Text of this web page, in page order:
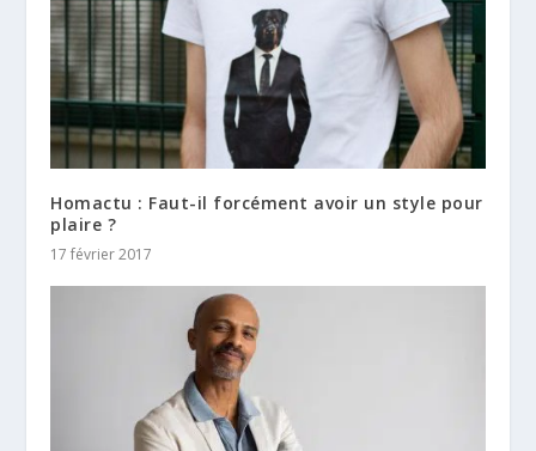
Homactu : Faut-il forcément avoir un style pour
plaire ?
17 février 2017